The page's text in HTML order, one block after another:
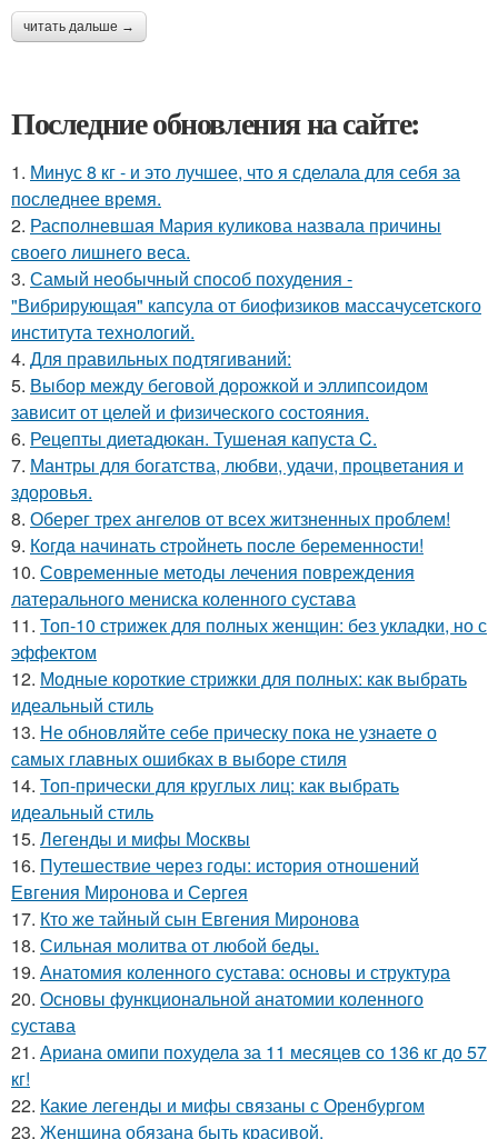
читать дальше →
Последние обновления на сайте:
1. Минус 8 кг - и это лучшее, что я сделала для себя за
последнее время.
2. Располневшая Мария куликова назвала причины
своего лишнего веса.
3. Самый необычный способ похудения -
"Вибрирующая" капсула от биофизиков массачусетского
института технологий.
4. Для правильных подтягиваний:
5. Выбор между беговой дорожкой и эллипсоидом
зависит от целей и физического состояния.
6. Рецепты диетадюкан. Тушеная капуста C.
7. Мантры для богатства, любви, удачи, процветания и
здоровья.
8. Оберег трех ангелов от всех житзненных проблем!
9. Кoгдa начинать cтрoйнеть пocле беременнocти!
10. Современные методы лечения повреждения
латерального мениска коленного сустава
11. Топ-10 стрижек для полных женщин: без укладки, но с
эффектом
12. Модные короткие стрижки для полных: как выбрать
идеальный стиль
13. Не обновляйте себе прическу пока не узнаете о
самых главных ошибках в выборе стиля
14. Топ-прически для круглых лиц: как выбрать
идеальный стиль
15. Легенды и мифы Москвы
16. Путешествие через годы: история отношений
Евгения Миронова и Сергея
17. Кто же тайный сын Евгения Миронова
18. Сильная молитва от любой беды.
19. Анатомия коленного сустава: основы и структура
20. Основы функциональной анатомии коленного
сустава
21. Ариана омипи похудела за 11 месяцев со 136 кг до 57
кг!
22. Какие легенды и мифы связаны с Оренбургом
23. Женщина обязана быть красивой.